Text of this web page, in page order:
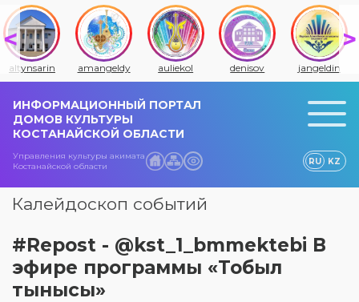
altynsarin amangeldy auliekol denisov jangeldin
ИНФОРМАЦИОННЫЙ ПОРТАЛ
ДОМОВ КУЛЬТУРЫ
КОСТАНАЙСКОЙ ОБЛАСТИ
Управления культуры акимата
Костанайской области
RU KZ
Калейдоскоп событий
#Repost - @kst_1_bmmektebi В
эфире программы «Тобыл
тынысы»